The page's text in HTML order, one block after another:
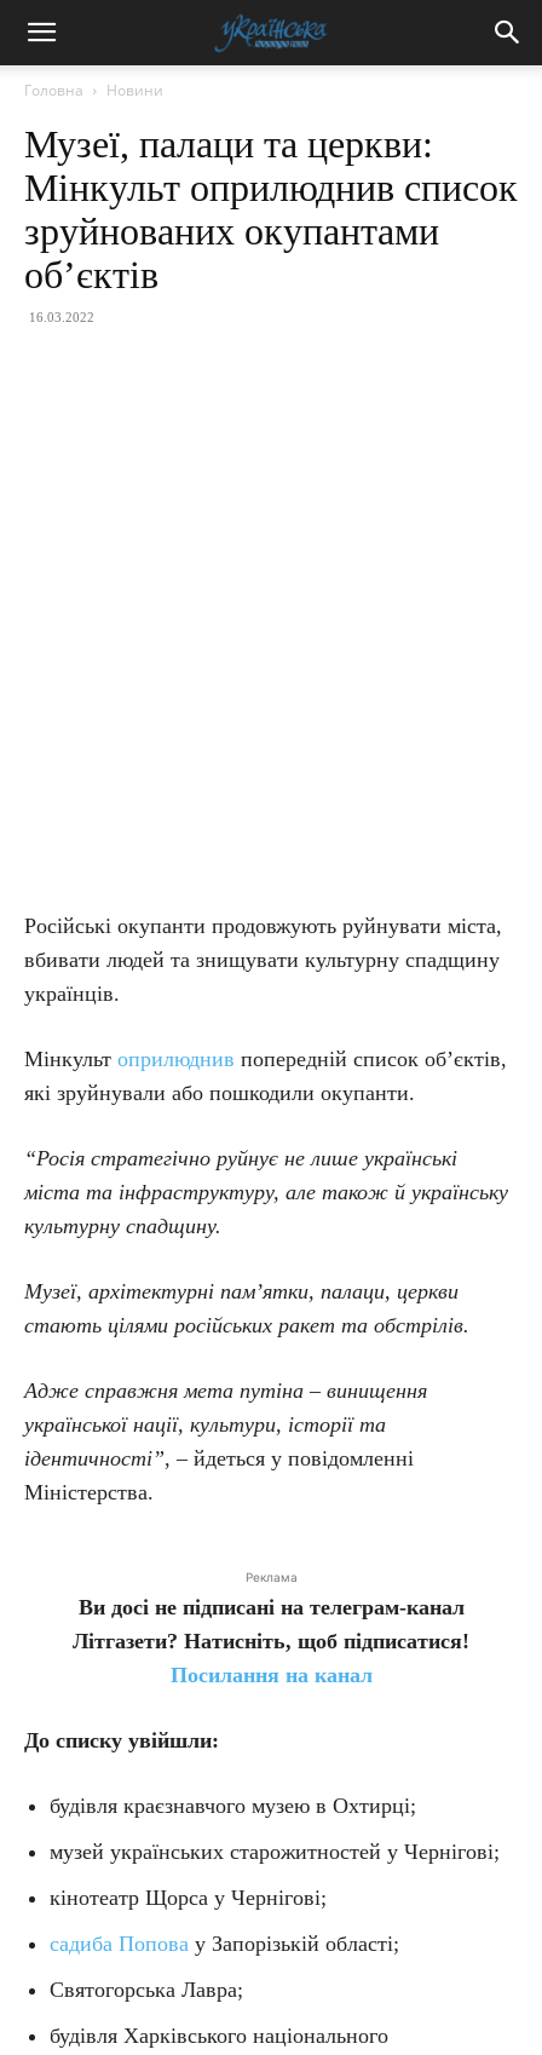
Головна Новини
Музеї, палаци та церкви:
Мінкульт оприлюднив список
зруйнованих окупантами
об’єктів
16.03.2022
Російські окупанти продовжують руйнувати міста,
вбивати людей та знищувати культурну спадщину
українців.
Мінкульт оприлюднив попередній список об’єктів,
які зруйнували або пошкодили окупанти.
“Росія стратегічно руйнує не лише українські
міста та інфраструктуру, але також й українську
культурну спадщину.
Музеї, архітектурні пам’ятки, палаци, церкви
стають цілями російських ракет та обстрілів.
Адже справжня мета путіна – винищення
української нації, культури, історії та
ідентичності”, – йдеться у повідомленні
Міністерства.
Реклама
Ви досі не підписані на телеграм-канал
Літгазети? Натисніть, щоб підписатися!
Посилання на канал
До списку увійшли:
будівля краєзнавчого музею в Охтирці;
музей українських старожитностей у Чернігові;
кінотеатр Щорса у Чернігові;
садиба Попова у Запорізькій області;
Святогорська Лавра;
будівля Харківського національного